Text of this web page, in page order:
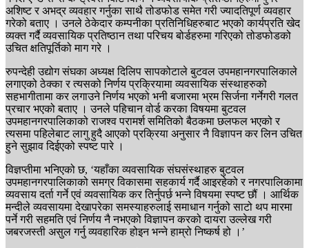
अशिष्ट र अभद्र व्यवहार गर्नुका साथै तोडफोड समेत गरी ज्यादतिपूर्ण व्यवहार
गरेको बताए । उनले ठेकेदार कम्पनीका प्रतिनिधिहरुबाट भएको कार्यप्रति खेद
व्यक्त गर्दै व्यवसायिक प्रतिष्ठान तथा परिचय बोर्डहरुमा गरिएको तोडफोडको
उचित क्षतिपूर्तिको माग गरे ।
रुपन्देही उद्योग संघका अध्यक्ष दिलिप सापकोटाले बुटवल उपमहानगरपालिकाले
लगाएको ठेक्का र त्यसको निर्णय प्रक्रियामा व्यवसायिक संस्थाहरुको
सहभागीतामा कर लगाउने निर्णय भएको भनी बजारमा भ्रम सिर्जना गर्नेगरी गलत
प्रचार भएको बताए । उनले पहिचान वोर्ड करका विषयमा बुटवल
उपमहानगरपालिकाको राजश्व परामर्श समितिको बैठकमा छलफल भएको र
त्यसमा पहिलेबाट लागु हुदै आएको प्रक्रिया अनुसार नै विज्ञापन कर लिन उचित
हुने सुझाव दिईएको स्पष्ट पारे ।
विज्ञप्तीमा भनिएको छ, ‘यहाँका व्यवसायिक संघसंस्थाहरु बुटवल
उपमहानगरपालिकाको समग्र विकासमा सहकार्य गर्दै आइरहेको र नगरपालिकामा
व्यवसाय दर्ता गर्ने एवं व्यवसायिक कर तिर्नुपर्छ भन्ने विषयमा स्पष्ट छौं । आर्थिक
मन्दीले व्यवसायमा देखापरेका समस्याहरुलाई समाधान गर्नुको साटो थप मारमा
पर्ने गरी सहमति एवं निर्णय नै नभएको विज्ञापन करको दायरा उल्लेख गरी
जबरजस्ती असुल गर्नु व्यवहारिक होइन भन्ने हाम्रो निष्कर्ष हो ।’